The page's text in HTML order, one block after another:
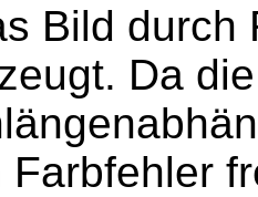
Bild durch
Da
Farbfehler